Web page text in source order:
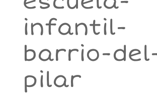
infantil-
barrio-
pilar